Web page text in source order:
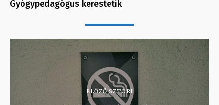
Gyógypedagógus kerestetik
ELŐZŐ SZTORI